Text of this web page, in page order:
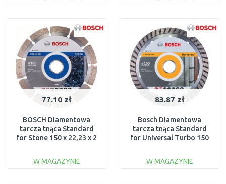
Do porównania Do porównania
77.10 zł
BOSCH Diamentowa
tarcza tnąca Standard
for Stone 150 x 22,23 x 2
W MAGAZYNIE
83.87 zł
Bosch Diamentowa
tarcza tnąca Standard
for Universal Turbo 150
W MAGAZYNIE